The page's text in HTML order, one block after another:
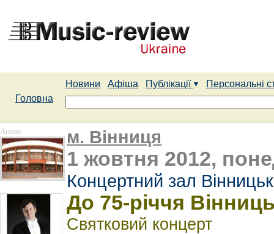
Новини Афіша Публікації
Персональні
Головна
Анонс м. Вінниця
1 жовтня 2012,
Концертний зал
До 75-річчя
Святковий концерт